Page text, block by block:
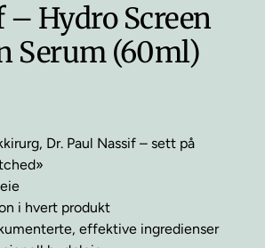
– Hydro Screen
Serum (60ml)
Dr. Paul Nassif – sett på
i hvert produkt
effektive ingredienser